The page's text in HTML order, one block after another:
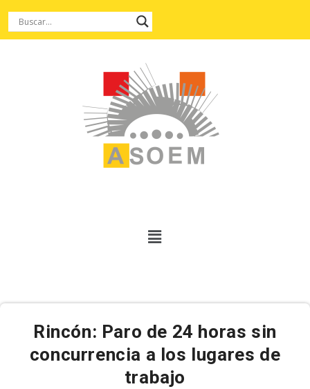
Rincón: Paro de 24 horas sin
concurrencia a los lugares de
trabajo